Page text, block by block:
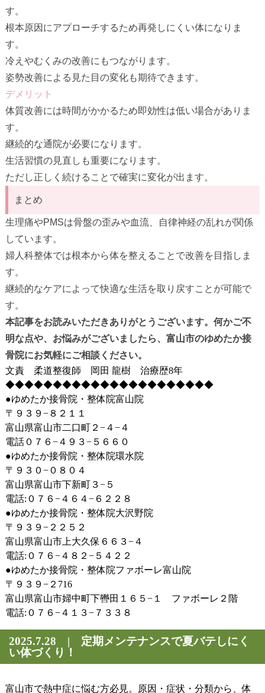
す。
根本原因にアプローチするため再発しにくい体になりま
す。
冷えやむくみの改善にもつながります。
姿勢改善による見た目の変化も期待できます。
デメリット
体質改善には時間がかかるため即効性は低い場合がありま
す。
継続的な通院が必要になります。
生活習慣の見直しも重要になります。
ただし正しく続けることで確実に変化が出ます。
まとめ
生理痛やPMSは骨盤の歪みや血流、自律神経の乱れが関係
しています。
婦人科整体では根本から体を整えることで改善を目指しま
す。
継続的なケアによって快適な生活を取り戻すことが可能で
す。
本記事をお読みいただきありがとうございます。何かご不
明な点や、お悩みがございましたら、富山市のゆめたか接
骨院にお気軽にご相談ください。
文責 柔道整復師 岡田 龍樹 治療歴8年
◆◆◆◆◆◆◆◆◆◆◆◆◆◆◆◆◆◆◆◆◆◆
●ゆめたか接骨院・整体院富山院
〒９３９−８２１１
富山県富山市二口町２−４−４
電話０７６−４９３−５６６０
●ゆめたか接骨院・整体院環水院
〒９３０−０８０４
富山県富山市下新町３−５
電話:０７６−４６４−６２２８
●ゆめたか接骨院・整体院大沢野院
〒９３９−２２５２
富山県富山市上大久保６６３−４
電話:０７６−４８２−５４２２
●ゆめたか接骨院・整体院ファボーレ富山院
〒９３９−２716
富山県富山市婦中町下轡田１６５−１ ファボーレ２階
電話:０７６−４１３−７３３８
2025.7.28 | 定期メンテナンスで夏バテしにく
い体づくり！
富山市で熱中症に悩む方必見。原因・症状・分類から、体